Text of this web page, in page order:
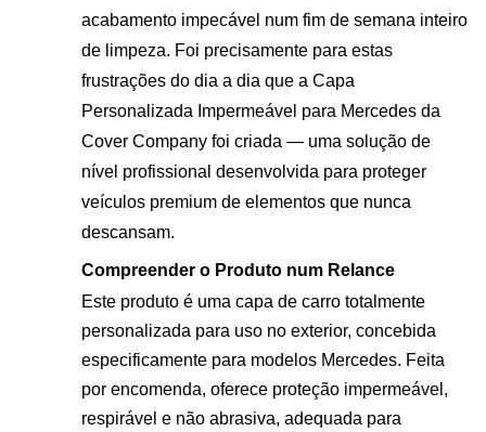
acabamento impecável num fim de semana inteiro
de limpeza. Foi precisamente para estas
frustrações do dia a dia que a Capa
Personalizada Impermeável para Mercedes da
Cover Company foi criada — uma solução de
nível profissional desenvolvida para proteger
veículos premium de elementos que nunca
descansam.
Compreender o Produto num Relance
Este produto é uma capa de carro totalmente
personalizada para uso no exterior, concebida
especificamente para modelos Mercedes. Feita
por encomenda, oferece proteção impermeável,
respirável e não abrasiva, adequada para